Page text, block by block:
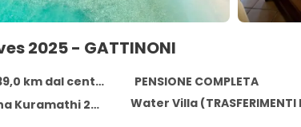
2025 - GATTINONI
km dal centro
PENSIONE COMPLETA
20 02
Water Villa (TRASFERIMENTI